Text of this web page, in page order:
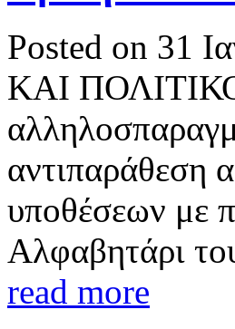
Posted on 31
ΚΑΙ
αντιπαράθεση
υποθέσεων με
Αλφαβητάρι
read more